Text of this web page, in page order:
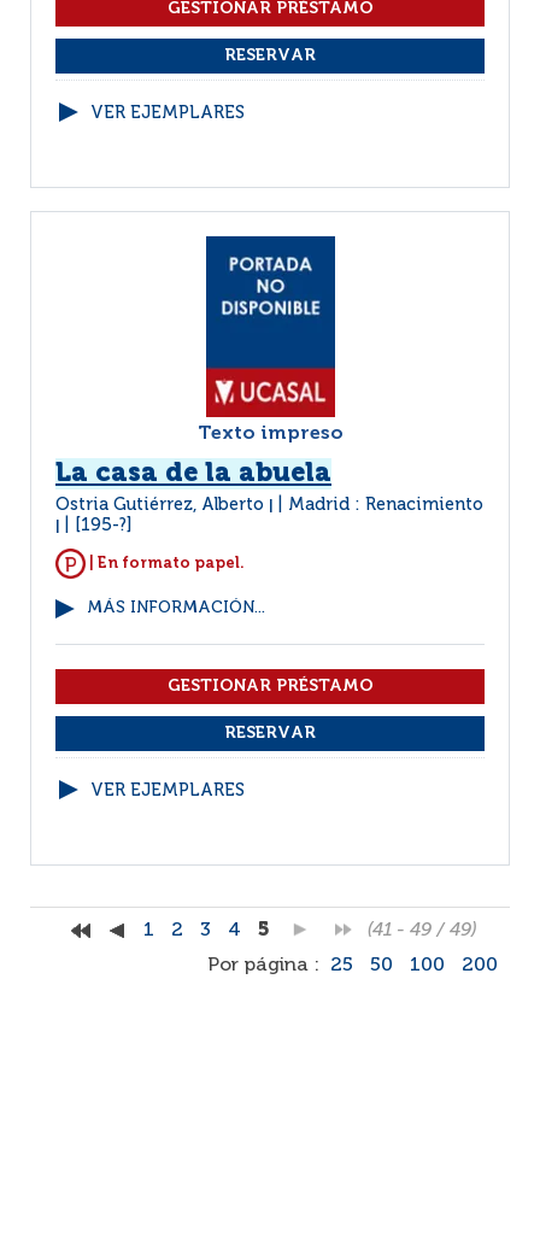
VER EJEMPLARES
Texto impreso
La casa de la abuela
Ostria Gutiérrez, Alberto Madrid : Renacimiento
[195-?]
| En formato papel.
MÁS INFORMACIÓN...
VER EJEMPLARES
1 2 3 4 5
(41 - 49 / 49)
Por página :
25 50 100 200